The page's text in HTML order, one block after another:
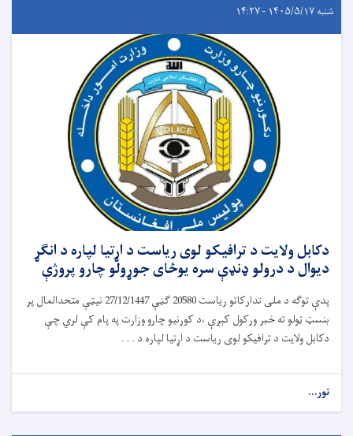
شنبه ۱۴۰۵/۵/۱۷ - ۱۴:۲۷
دکابل ولایت د ترافیکو لوی ریاست د اړتیا لپاره د انګړ
دیوال د درولو ډنډې سره یوځای جوړولو چارو پروژې
پدې توګه د ملی تدارکاتو ریاست 20580 ګڼې 27/12/1447 نیټې متحدالمال پر
بنسټ ټولو ته خبر ورکول کېږې ،د کورنیو چارو وزارت په پام کې لري چې
دکابل ولایت د ترافیکو لوی ریاست د اړتیا لپاره د . . .
نور...